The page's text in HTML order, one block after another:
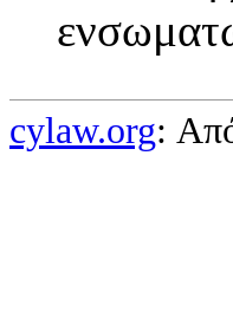
cylaw.org: